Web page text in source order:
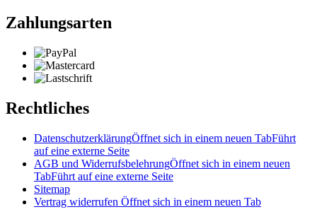
Zahlungsarten
Rechtliches
DatenschutzerklärungÖffnet sich in einem neuen TabFührt
auf eine externe Seite
AGB und WiderrufsbelehrungÖffnet sich in einem neuen
TabFührt auf eine externe Seite
Sitemap
Vertrag widerrufen Öffnet sich in einem neuen Tab